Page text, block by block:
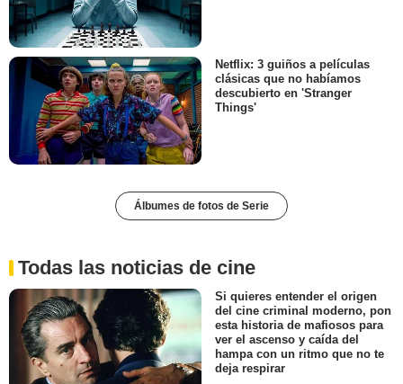
Netflix: 3 guiños a películas
clásicas que no habíamos
descubierto en 'Stranger
Things'
Álbumes de fotos de Serie
Todas las noticias de cine
Si quieres entender el origen
del cine criminal moderno, pon
esta historia de mafiosos para
ver el ascenso y caída del
hampa con un ritmo que no te
deja respirar